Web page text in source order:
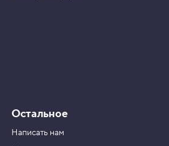
Остальное
Написать нам